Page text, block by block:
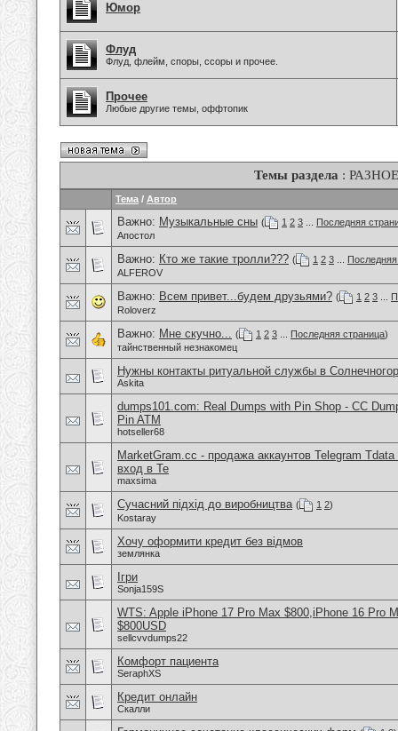
Юмор
Флуд
Флуд, флейм, споры, ссоры и прочее.
Прочее
Любые другие темы, оффтопик
Темы раздела : РАЗНОЕ
Тема / Автор
Важно: Музыкальные сны ( 1 2 3
Последняя
Апостол
Важно: Кто же такие тролли??? ( 1 2 3
ALFEROV
Важно: Всем привет...будем друзьями? ( 1 2 3
Roloverz
Важно: Мне скучно... ( 1 2 3 Последняя страница)
тайнственный незнакомец
Нужны контакты ритуальной службы в
Askita
dumps101.com: Real Dumps with Pin Shop - CC
Pin ATM
hotseller68
MarketGram.cc - продажа аккаунтов Telegram
вход в Te
maxsima
Сучасний підхід до виробництва ( 1 2)
Kostaray
Хочу оформити кредит без відмов
землянка
Ігри
Sonja159S
WTS: Apple iPhone 17 Pro Max $800,iPhone 16 Pro
$800USD
sellcvvdumps22
Комфорт пациента
SeraphXS
Кредит онлайн
Скалли